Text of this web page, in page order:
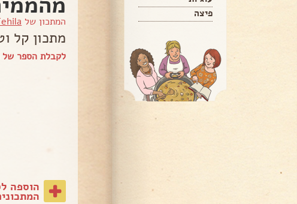
פיצה
המתכון של 🤩
מתכון קל
לקבלת הספר של Tehila 🤩 במייל
הוספה